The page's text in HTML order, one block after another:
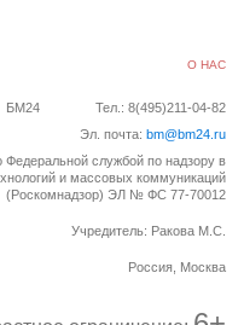
О НАС
БМ24
Тел.: 8(495)211-04-82
Эл. почта: bm@bm24.ru
Федеральной службой по надзору в
и массовых коммуникаций
(Роскомнадзор) ЭЛ № ФС 77-70012
Учредитель: Ракова М.С.
Россия, Москва